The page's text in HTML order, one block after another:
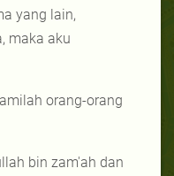
yang lain,
maka aku
orang-orang
bin zam'ah dan